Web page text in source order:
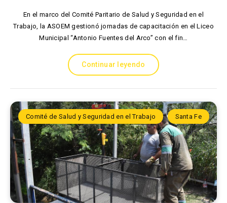
En el marco del Comité Paritario de Salud y Seguridad en el
Trabajo, la ASOEM gestionó jornadas de capacitación en el Liceo
Municipal “Antonio Fuentes del Arco” con el fin…
Continuar leyendo
Comité de Salud y Seguridad en el Trabajo Santa Fe